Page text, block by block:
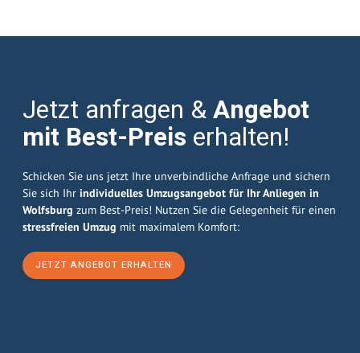
Jetzt anfragen &Angebot
mit Best-Preis erhalten!
Schicken Sie uns jetzt Ihre unverbindliche Anfrage und sichern
Sie sich Ihr individuelles Umzugsangebot für Ihr Anliegen in
Wolfsburg zum Best-Preis! Nutzen Sie die Gelegenheit für einen
stressfreien Umzug mit maximalem Komfort:
JETZT ANGEBOT ERHALTEN